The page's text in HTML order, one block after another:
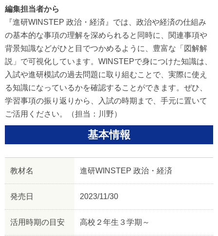
編集担当者から
『進研WINSTEP 政治・経済』では、政治や経済の仕組み
の基本的な事項の理解を深められると同時に、関連事項や
背景知識などがひと目でつかめるように、豊富な「図解解
説」で可視化しています。WINSTEPで身につけた知識は、
入試や進研模試の過去問題に取り組むことで、実際に使え
る知識になっているかを確認することができます。ぜひ、
学習事項の振り返りから、入試の時期まで、手元に置いて
ご活用ください。（担当：川野）
基本情報
教材名 進研WINSTEP 政治・経済
発売日 2023/11/30
活用時期の目安 高校２年生３学期～